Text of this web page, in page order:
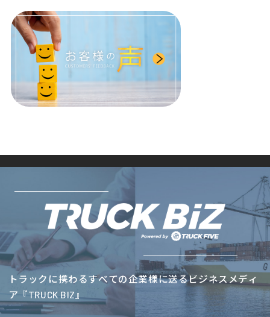
トラックに携わるすべての企業様に送るビジネスメディ
ア『TRUCK BIZ』